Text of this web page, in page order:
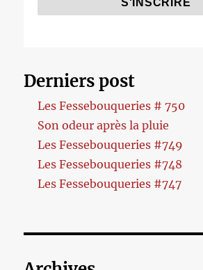
Derniers post
Les Fessebouqueries # 750
Son odeur après la pluie
Les Fessebouqueries #749
Les Fessebouqueries #748
Les Fessebouqueries #747